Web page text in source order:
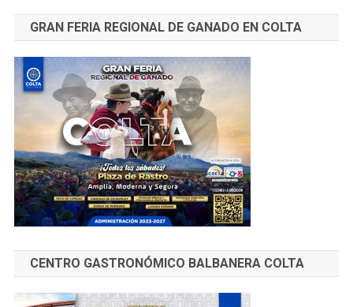
GRAN FERIA REGIONAL DE GANADO EN COLTA
CENTRO GASTRONÓMICO BALBANERA COLTA